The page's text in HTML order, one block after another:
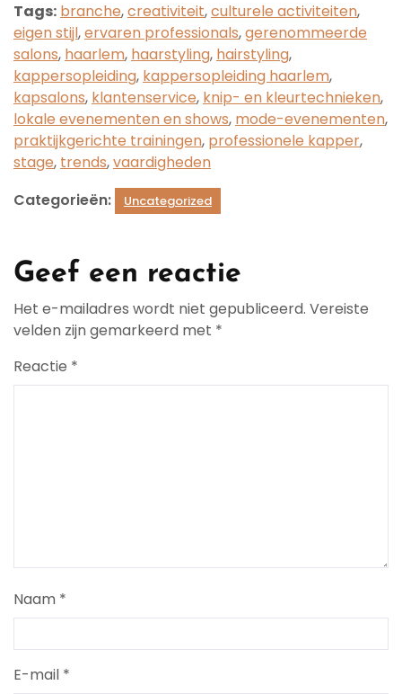
Tags: branche,creativiteit,culturele activiteiten,
eigen stijl,ervaren professionals,gerenommeerde
salons, haarlem, haarstyling, hairstyling,
kappersopleiding, kappersopleiding haarlem,
kapsalons, klantenservice, knip- en kleurtechnieken,
lokale evenementen en shows, mode-evenementen,
praktijkgerichte trainingen, professionele kapper,
stage, trends,vaardigheden
Categorieën:
Uncategorized
Geef een reactie
Het e-mailadres wordt niet gepubliceerd. Vereiste
velden zijn gemarkeerd met *
Reactie *
Naam *
E-mail *